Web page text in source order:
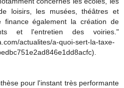
loisirs, les musées, théâtres et
finance également la création de
et l'entretien des voiries."
actualites/a-quoi-sert-la-taxe-
pour l'instant très performante